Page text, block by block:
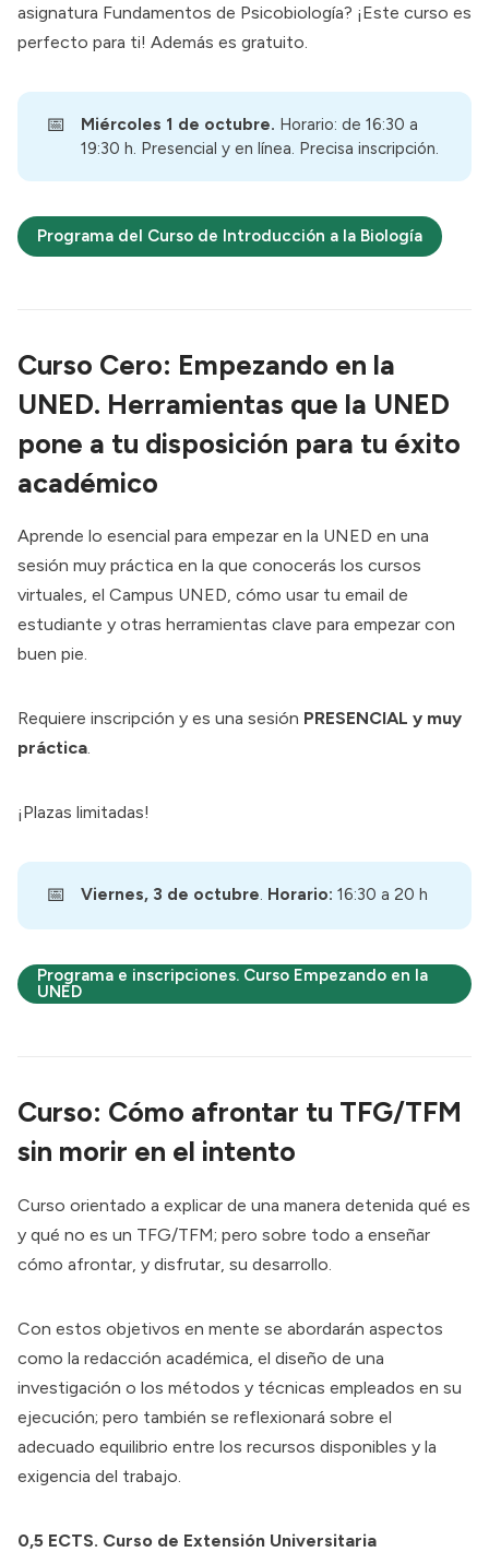
asignatura Fundamentos de Psicobiología? ¡Este curso es
perfecto para ti! Además es gratuito.
📅 Miércoles 1 de octubre. Horario: de 16:30 a
19:30 h. Presencial y en línea. Precisa inscripción.
Programa del Curso de Introducción a la Biología
Curso Cero: Empezando en la
UNED. Herramientas que la UNED
pone a tu disposición para tu éxito
académico
Aprende lo esencial para empezar en la UNED en una
sesión muy práctica en la que conocerás los cursos
virtuales, el Campus UNED, cómo usar tu email de
estudiante y otras herramientas clave para empezar con
buen pie.
Requiere inscripción y es una sesión PRESENCIAL y muy
práctica.
¡Plazas limitadas!
📅 Viernes, 3 de octubre. Horario: 16:30 a 20 h
Programa e inscripciones. Curso Empezando en la
UNED
Curso: Cómo afrontar tu TFG/TFM
sin morir en el intento
Curso orientado a explicar de una manera detenida qué es
y qué no es un TFG/TFM; pero sobre todo a enseñar
cómo afrontar, y disfrutar, su desarrollo.
Con estos objetivos en mente se abordarán aspectos
como la redacción académica, el diseño de una
investigación o los métodos y técnicas empleados en su
ejecución; pero también se reflexionará sobre el
adecuado equilibrio entre los recursos disponibles y la
exigencia del trabajo.
0,5 ECTS. Curso de Extensión Universitaria